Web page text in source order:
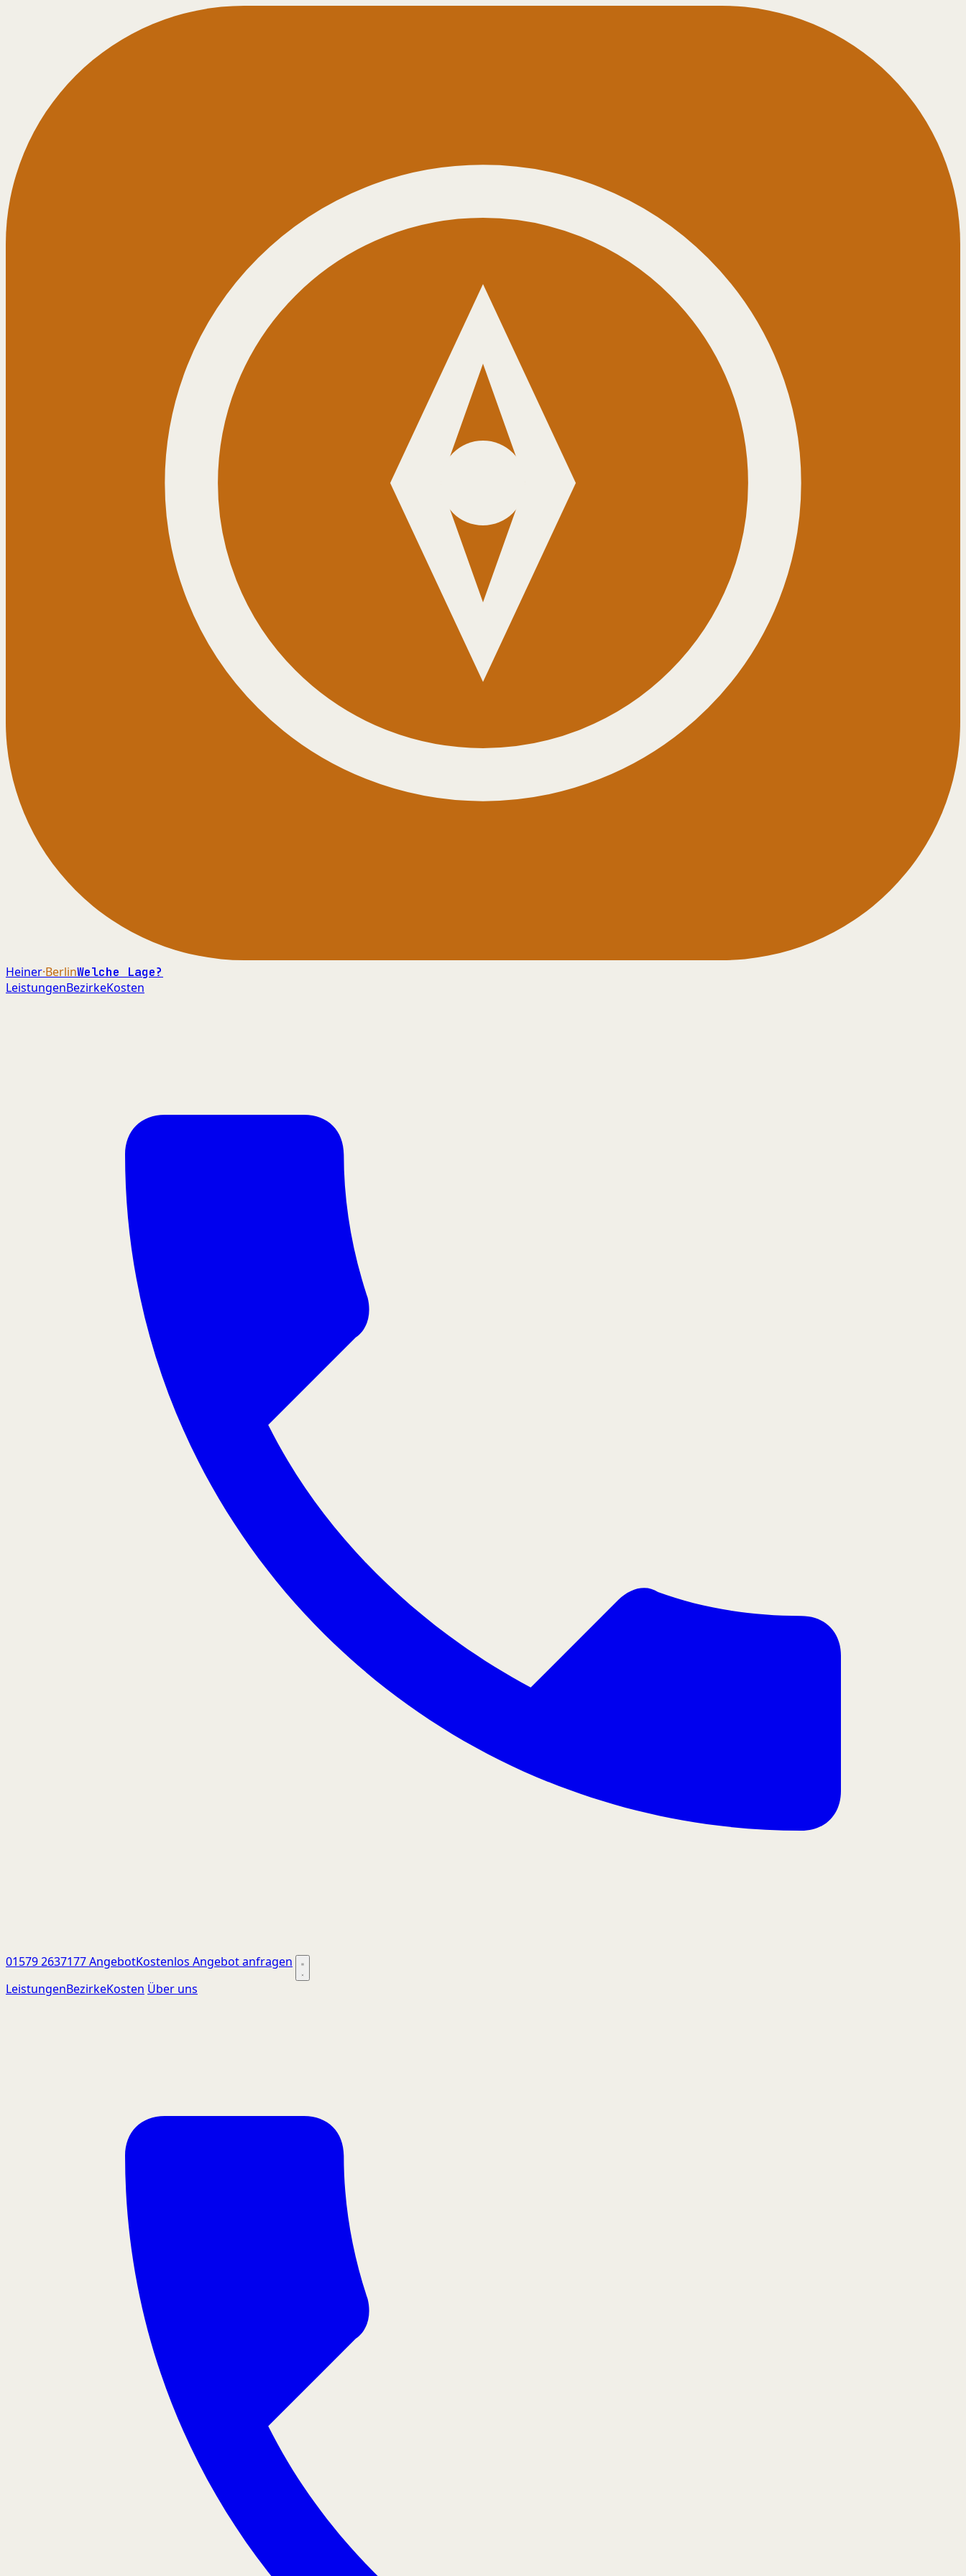
Heiner·BerlinWelche Lage?
LeistungenBezirkeKosten
01579 2637177AngebotKostenlos Angebot anfragen
LeistungenBezirkeKosten Über uns